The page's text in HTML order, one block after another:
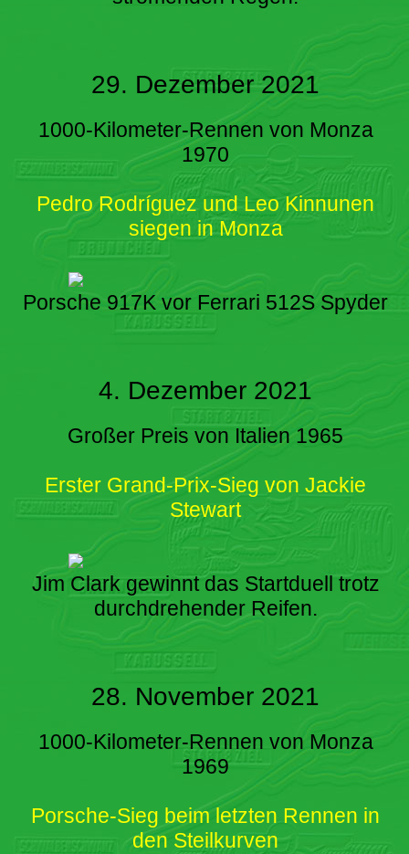
29. Dezember 2021
1000-Kilometer-Rennen von Monza
1970
Pedro Rodríguez und Leo Kinnunen
siegen in Monza
Porsche 917K vor Ferrari 512S Spyder
4. Dezember 2021
Großer Preis von Italien 1965
Erster Grand-Prix-Sieg von Jackie
Stewart
Jim Clark gewinnt das Startduell trotz
durchdrehender Reifen.
28. November 2021
1000-Kilometer-Rennen von Monza
1969
Porsche-Sieg beim letzten Rennen in
den Steilkurven